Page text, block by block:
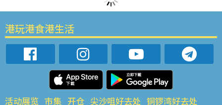
港玩港食港生活
活动展览 市集 开仓 尖沙咀好去处 铜锣湾好去处